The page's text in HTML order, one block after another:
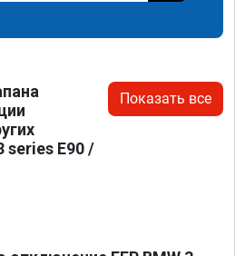
series E90 /
Показать все